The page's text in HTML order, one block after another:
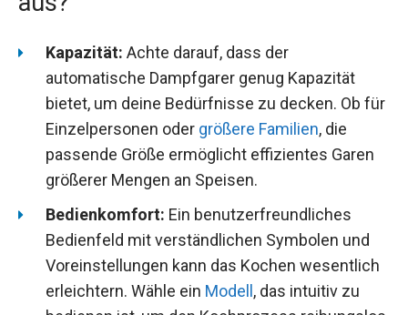
Kapazität: Achte darauf, dass der
automatische Dampfgarer genug Kapazität
bietet, um deine Bedürfnisse zu decken. Ob für
Einzelpersonen oder größere Familien, die
passende Größe ermöglicht effizientes Garen
größerer Mengen an Speisen.
Bedienkomfort: Ein benutzerfreundliches
Bedienfeld mit verständlichen Symbolen und
Voreinstellungen kann das Kochen wesentlich
erleichtern. Wähle ein Modell, das intuitiv zu